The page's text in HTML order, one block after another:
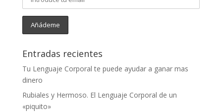
Entradas recientes
Tu Lenguaje Corporal te puede ayudar a ganar mas
dinero
Rubiales y Hermoso. El Lenguaje Corporal de un
«piquito»